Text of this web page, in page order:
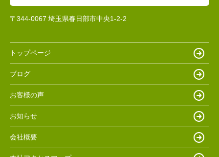
〒344-0067 埼玉県春日部市中央1-2-2
トップページ
ブログ
お客様の声
お知らせ
会社概要